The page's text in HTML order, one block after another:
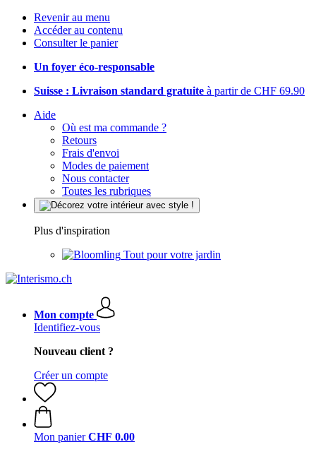
Revenir au menu
Accéder au contenu
Consulter le panier
Un foyer éco-responsable
Suisse : Livraison standard gratuite à partir de CHF 69.90
Aide
Où est ma commande ?
Retours
Frais d'envoi
Modes de paiement
Nous contacter
Toutes les rubriques
Plus d'inspiration
Tout pour votre jardin
Mon compte
Identifiez-vous
Nouveau client ?
Créer un compte
Mon panier CHF 0.00